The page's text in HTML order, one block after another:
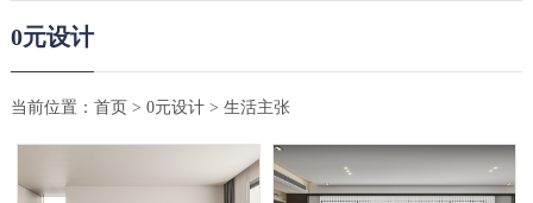
0元设计
当前位置： 首页 > 0元设计> 生活主张